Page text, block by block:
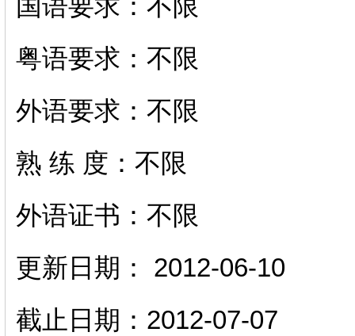
国语要求：不限
粤语要求：不限
外语要求：不限
熟 练 度：不限
外语证书：不限
更新日期： 2012-06-10
截止日期：2012-07-07